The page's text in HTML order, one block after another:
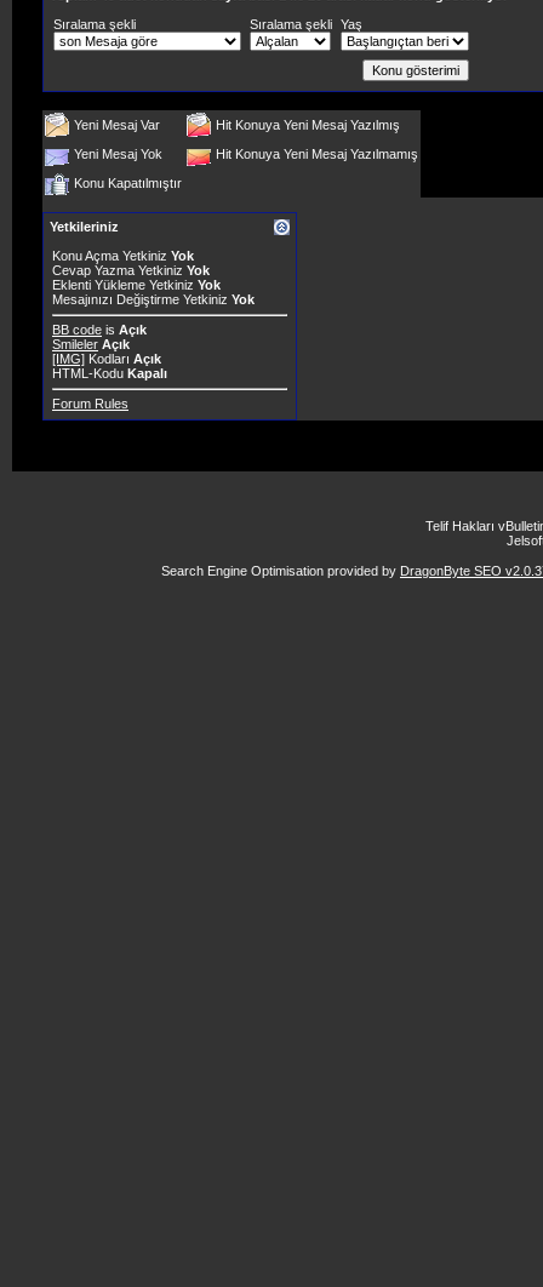
Sıralama şekli
Sıralama şekli Yaş
Yeni Mesaj Var
Hit Konuya Yeni Mesaj Yazılmış
Yeni Mesaj Yok
Hit Konuya Yeni Mesaj Yazılmamış
Konu Kapatılmıştır
Yetkileriniz
Konu Açma Yetkiniz Yok
Cevap Yazma Yetkiniz Yok
Eklenti Yükleme Yetkiniz Yok
Mesajınızı Değiştirme Yetkiniz Yok
BB code is Açık
Smileler Açık
[IMG] Kodları Açık
HTML-Kodu Kapalı
Forum Rules
Telif Hakları
Search Engine Optimisation provided by DragonByte SEO